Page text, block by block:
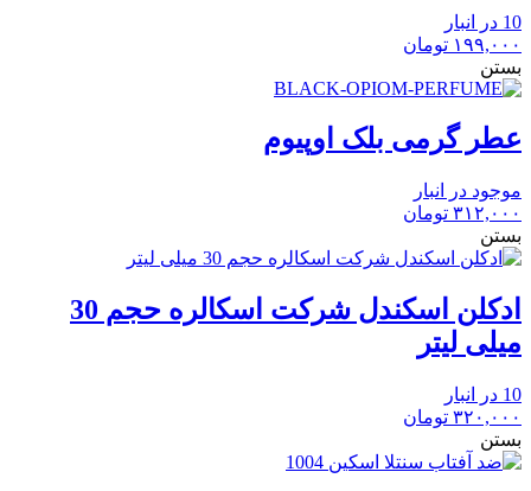
10 در انبار
۱۹۹,۰۰۰ تومان
بستن
عطر گرمی بلک اوپیوم
موجود در انبار
۳۱۲,۰۰۰ تومان
بستن
ادکلن اسکندل شرکت اسکالره حجم 30
میلی لیتر
10 در انبار
۳۲۰,۰۰۰ تومان
بستن